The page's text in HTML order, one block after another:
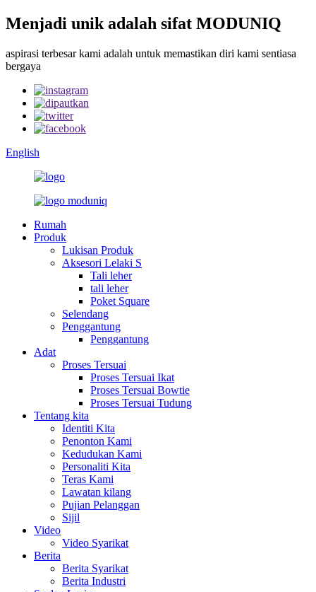
Menjadi unik adalah sifat MODUNIQ
aspirasi terbesar kami adalah untuk memastikan diri kami sentiasa
bergaya
English
Rumah
Produk
Lukisan Produk
Aksesori Lelaki S
Tali leher
tali leher
Poket Square
Selendang
Penggantung
Penggantung
Adat
Proses Tersuai
Proses Tersuai Ikat
Proses Tersuai Bowtie
Proses Tersuai Tudung
Tentang kita
Identiti Kita
Penonton Kami
Kedudukan Kami
Personaliti Kita
Teras Kami
Lawatan kilang
Pujian Pelanggan
Sijil
Video
Video Syarikat
Berita
Berita Syarikat
Berita Industri